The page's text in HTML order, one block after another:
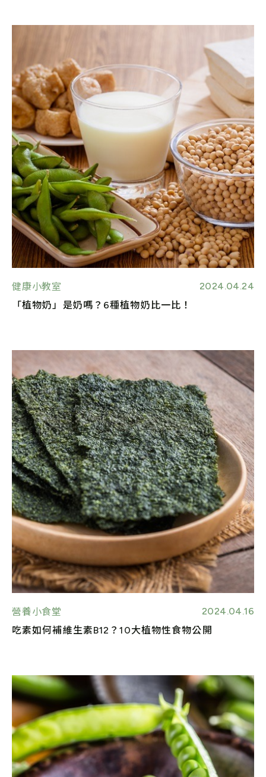
健康小教室
2024.04.24
「植物奶」是奶嗎？6種植物奶比一比！
營養小食堂
2024.04.16
吃素如何補維生素B12？10大植物性食物公開